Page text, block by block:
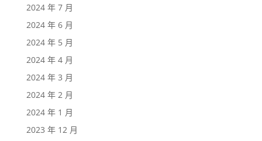
2024 年 7 月
2024 年 6 月
2024 年 5 月
2024 年 4 月
2024 年 3 月
2024 年 2 月
2024 年 1 月
2023 年 12 月